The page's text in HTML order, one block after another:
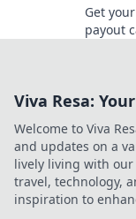
Get
payout
Viva Resa:
Welcome to Viva
and updates on a
lively living with
travel, technology,
inspiration to